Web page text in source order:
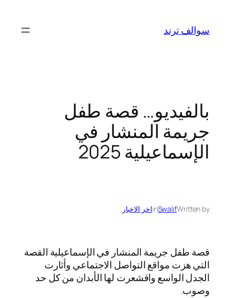
المحتوى
سوالف ترند
بالفيديو… قصة طفل
جريمة المنشار في
الإسماعيلية 2025
Written by
Swalif
inاخر الاخبار
قصة طفل جريمة المنشار في الإسماعيلية القصة
التي هزت مواقع التواصل الاجتماعي وأثارت
الجدل الواسع واقشعرت لها الأبدان من كل حد
وصوب.